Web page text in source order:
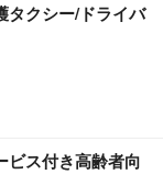
タクシー/ドライバ
ビス付き高齢者向